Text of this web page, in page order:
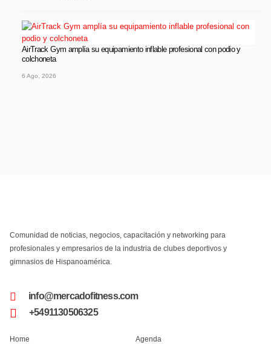
AirTrack Gym amplía su equipamiento inflable profesional con podio y
colchoneta
6 Ago, 2026
Comunidad de noticias, negocios, capacitación y networking para
profesionales y empresarios de la industria de clubes deportivos y
gimnasios de Hispanoamérica.
info@mercadofitness.com
+5491130506325
Home Agenda